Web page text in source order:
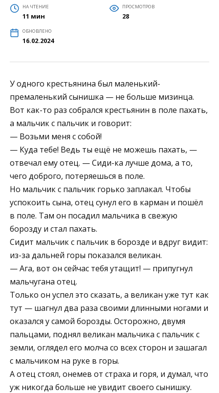
НА ЧТЕНИЕ
11 мин
ПРОСМОТРОВ
28
ОБНОВЛЕНО
16.02.2024
У одного крестьянина был маленький-
премаленький сынишка — не больше мизинца.
Вот как-то раз собрался крестьянин в поле пахать,
а мальчик с пальчик и говорит:
— Возьми меня с собой!
— Куда тебе! Ведь ты ещё не можешь пахать, —
отвечал ему отец. — Сиди-ка лучше дома, а то,
чего доброго, потеряешься в поле.
Но мальчик с пальчик горько заплакал. Чтобы
успокоить сына, отец сунул его в карман и пошёл
в поле. Там он посадил мальчика в свежую
борозду и стал пахать.
Сидит мальчик с пальчик в борозде и вдруг видит:
из-за дальней горы показался великан.
— Ага, вот он сейчас тебя утащит! — припугнул
мальчугана отец.
Только он успел это сказать, а великан уже тут как
тут — шагнул два раза своими длинными ногами и
оказался у самой борозды. Осторожно, двумя
пальцами, поднял великан мальчика с пальчик с
земли, оглядел его молча со всех сторон и зашагал
с мальчиком на руке в горы.
А отец стоял, онемев от страха и горя, и думал, что
уж никогда больше не увидит своего сынишку.